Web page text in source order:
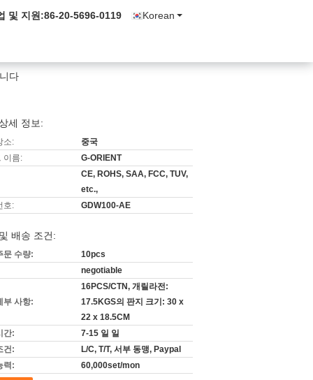
Korean
및 지원:86-20-5696-0119
다
세 정보:
소:
중국
이름:
G-ORIENT
CE, ROHS, SAA, FCC, TUV,
etc.,
호:
GDW100-AE
배송 조건:
문 수량:
10pcs
negotiable
부 사항:
16PCS/CTN, 개릴라전:
17.5KGS의 판지 크기: 30 x
22 x 18.5CM
간:
7-15 일 일
건:
L/C, T/T, 서부 동맹, Paypal
력:
60,000set/mon